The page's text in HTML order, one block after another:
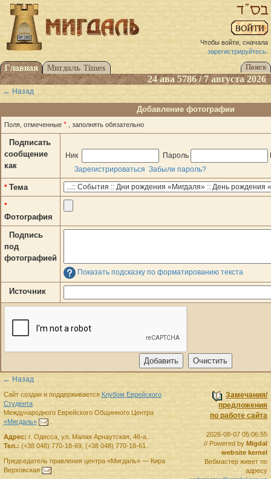
Чтобы войти, сначала
зарегистрируйтесь.
24 ава 5786 / 7 августа 2026
← Назад
Добавление фотографии
Поля, отмеченные * , заполнять обязательно
Подписать
сообщение
как
Ник Пароль
Зарегистрироваться Забыли пароль?
* Тема
*
Фотография
Подпись
под
фотографией
Показать подсказку по форматированию текста
Источник
← Назад
Замечания/
предложения
по работе сайта
2026-08-07 05:06:55
// Powered by Migdal
website kernel
Вебмастер живет по
адресу
Сайт создан и поддерживается Клубом Еврейского
Студента
Международного Еврейского Общинного Центра
«Мигдаль»
Адрес: г. Одесса, ул. Малая Арнаутская, 46-а.
Тел.: (+38 048) 770-18-69, (+38 048) 770-18-61
Председатель правленияцентра «Мигдаль»— Кира
Верховская